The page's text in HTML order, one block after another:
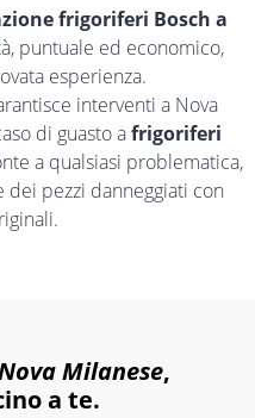
frigoriferi Bosch a
puntuale ed economico,
esperienza.
interventi a Nova
di guasto afrigoriferi
a qualsiasi problematica,
pezzi danneggiati con
Milanese,
a te.